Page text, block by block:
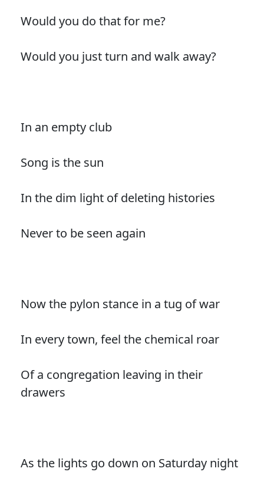
Would you do that for me?
Would you just turn and walk away?
In an empty club
Song is the sun
In the dim light of deleting histories
Never to be seen again
Now the pylon stance in a tug of war
In every town, feel the chemical roar
Of a congregation leaving in their
drawers
As the lights go down on Saturday night